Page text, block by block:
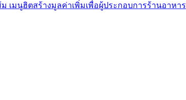
เมนูฮิตสร้างมูลค่าเพิ่มเพื่อผู้ประกอบการร้านอาหาร